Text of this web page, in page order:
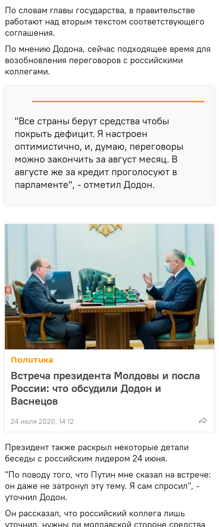
По словам главы государства, в правительстве
работают над вторым текстом соответствующего
соглашения.
По мнению Додона, сейчас подходящее время для
возобновления переговоров с российскими
коллегами.
"Все страны берут средства чтобы
покрыть дефицит. Я настроен
оптимистично, и, думаю, переговоры
можно закончить за август месяц. В
августе же за кредит проголосуют в
парламенте", - отметил Додон.
Политика
Встреча президента Молдовы и посла
России: что обсудили Додон и
Васнецов
24 июля 2020, 14:12
Президент также раскрыл некоторые детали
беседы с российским лидером 24 июня.
"По поводу того, что Путин мне сказал на встрече:
он даже не затронул эту тему. Я сам спросил", -
уточнил Додон.
Он рассказал, что российский коллега лишь
уточнил, нужны ли молдавской стороне средства